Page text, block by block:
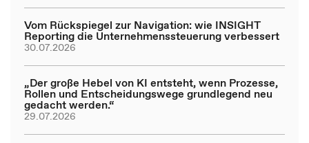
Vom Rückspiegel zur Navigation: wie INSIGHT
Reporting die Unternehmenssteuerung verbessert
30.07.2026
„Der große Hebel von KI entsteht, wenn Prozesse,
Rollen und Entscheidungswege grundlegend neu
gedacht werden.“
29.07.2026